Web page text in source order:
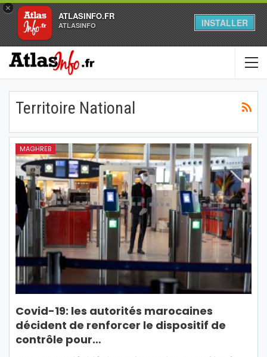
×
ATLASINFO.FR
ATLASINFO INSTALLER
Territoire National
MAGHREB
Covid-19: les autorités marocaines
décident de renforcer le dispositif de
contrôle pour…